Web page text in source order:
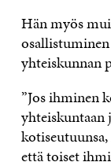
Hän myös
yhteiskunnan
”Jos ihminen
yhteiskuntaan
kotiseutuunsa,
että toiset